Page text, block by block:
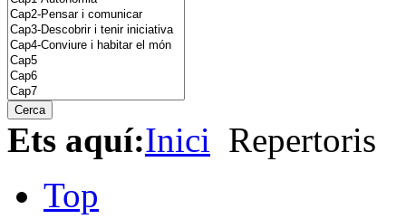
Ets aquí:Inici Repertoris
Top